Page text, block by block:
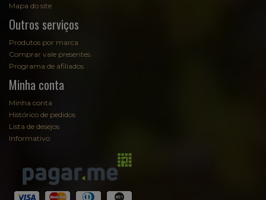
Mapa do site
Outros serviços
Produtos por marca
Comprar vale presentes
Programa de afiliados
Minha conta
Minha conta
Histórico de pedidos
Lista de desejos
Informativo